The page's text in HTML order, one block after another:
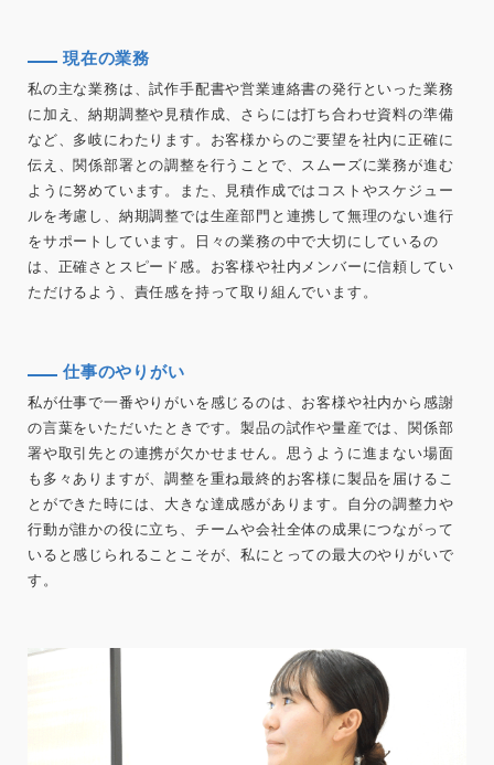
現在の業務
私の主な業務は、試作手配書や営業連絡書の発行といった業務
に加え、納期調整や見積作成、さらには打ち合わせ資料の準備
など、多岐にわたります。お客様からのご要望を社内に正確に
伝え、関係部署との調整を行うことで、スムーズに業務が進む
ように努めています。また、見積作成ではコストやスケジュー
ルを考慮し、納期調整では生産部門と連携して無理のない進行
をサポートしています。日々の業務の中で大切にしているの
は、正確さとスピード感。お客様や社内メンバーに信頼してい
ただけるよう、責任感を持って取り組んでいます。
仕事のやりがい
私が仕事で一番やりがいを感じるのは、お客様や社内から感謝
の言葉をいただいたときです。製品の試作や量産では、関係部
署や取引先との連携が欠かせません。思うように進まない場面
も多々ありますが、調整を重ね最終的お客様に製品を届けるこ
とができた時には、大きな達成感があります。自分の調整力や
行動が誰かの役に立ち、チームや会社全体の成果につながって
いると感じられることこそが、私にとっての最大のやりがいで
す。